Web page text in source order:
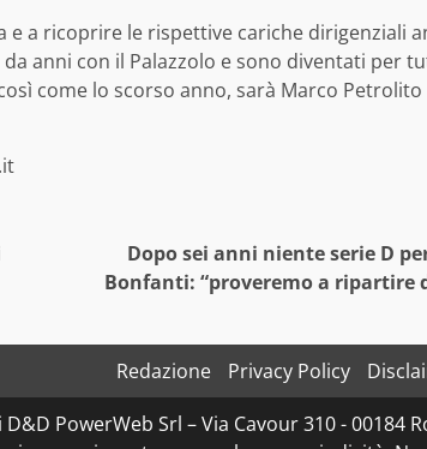
a ricoprire le rispettive cariche dirigenziali
anni con il Palazzolo e sono diventati per
come lo scorso anno, sarà Marco Petrolito
Dopo sei anni niente serie D
Bonfanti: “proveremo a ripartire
Redazione Privacy Policy
PowerWeb Srl – Via Cavour 310 - 00184